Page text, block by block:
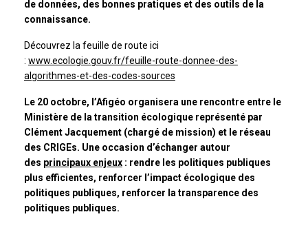
de données, des bonnes pratiques et des outils de la
connaissance.
Découvrez la feuille de route ici
: www.ecologie.gouv.fr/feuille-route-donnee-des-
algorithmes-et-des-codes-sources
Le 20 octobre, l’Afigéo organisera une rencontre entre le
Ministère de la transition écologique représenté par
Clément Jacquement (chargé de mission) et le réseau
des CRIGEs. Une occasion d’échanger autour
des principaux enjeux: rendre les politiques publiques
plus efficientes, renforcer l’impact écologique des
politiques publiques, renforcer la transparence des
politiques publiques.